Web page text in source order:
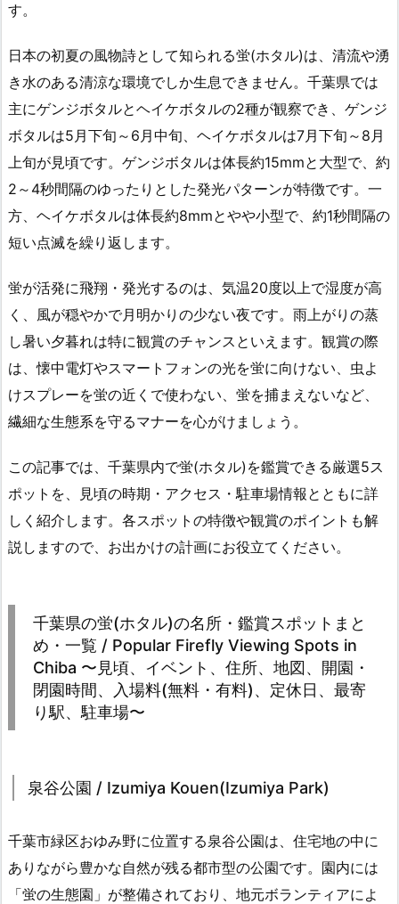
す。
日本の初夏の風物詩として知られる蛍(ホタル)は、清流や湧
き水のある清涼な環境でしか生息できません。千葉県では
主にゲンジボタルとヘイケボタルの2種が観察でき、ゲンジ
ボタルは5月下旬～6月中旬、ヘイケボタルは7月下旬～8月
上旬が見頃です。ゲンジボタルは体長約15mmと大型で、約
2～4秒間隔のゆったりとした発光パターンが特徴です。一
方、ヘイケボタルは体長約8mmとやや小型で、約1秒間隔の
短い点滅を繰り返します。
蛍が活発に飛翔・発光するのは、気温20度以上で湿度が高
く、風が穏やかで月明かりの少ない夜です。雨上がりの蒸
し暑い夕暮れは特に観賞のチャンスといえます。観賞の際
は、懐中電灯やスマートフォンの光を蛍に向けない、虫よ
けスプレーを蛍の近くで使わない、蛍を捕まえないなど、
繊細な生態系を守るマナーを心がけましょう。
この記事では、千葉県内で蛍(ホタル)を鑑賞できる厳選5ス
ポットを、見頃の時期・アクセス・駐車場情報とともに詳
しく紹介します。各スポットの特徴や観賞のポイントも解
説しますので、お出かけの計画にお役立てください。
千葉県の蛍(ホタル)の名所・鑑賞スポットまと
め・一覧 / Popular Firefly Viewing Spots in
Chiba 〜見頃、イベント、住所、地図、開園・
閉園時間、入場料(無料・有料)、定休日、最寄
り駅、駐車場〜
泉谷公園 / Izumiya Kouen(Izumiya Park)
千葉市緑区おゆみ野に位置する泉谷公園は、住宅地の中に
ありながら豊かな自然が残る都市型の公園です。園内には
「蛍の生態園」が整備されており、地元ボランティアによ